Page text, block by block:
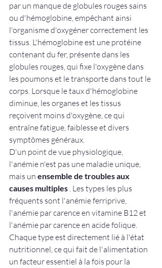
par un manque de globules rouges sains
ou d'hémoglobine, empêchant ainsi
l'organisme d'oxygéner correctement les
tissus. L'hémoglobine est une protéine
contenant du fer, présente dans les
globules rouges, qui fixe l'oxygène dans
les poumons et le transporte dans tout le
corps. Lorsque le taux d'hémoglobine
diminue, les organes et les tissus
reçoivent moins d'oxygène, ce qui
entraîne fatigue, faiblesse et divers
symptômes généraux.
D'un point de vue physiologique,
l'anémie n'est pas une maladie unique,
mais un ensemble de troubles aux
causes multiples . Les types les plus
fréquents sont l'anémie ferriprive,
l'anémie par carence en vitamine B12 et
l'anémie par carence en acide folique.
Chaque type est directement lié à l'état
nutritionnel, ce qui fait de l'alimentation
un facteur essentiel à la fois pour la